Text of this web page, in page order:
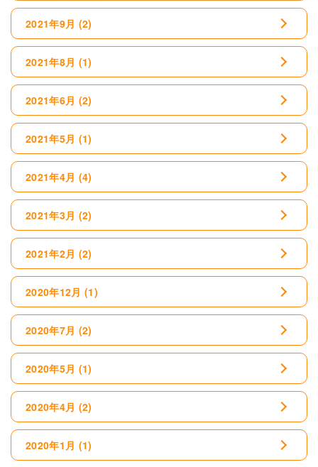
2021年9月 (2)
2021年8月 (1)
2021年6月 (2)
2021年5月 (1)
2021年4月 (4)
2021年3月 (2)
2021年2月 (2)
2020年12月 (1)
2020年7月 (2)
2020年5月 (1)
2020年4月 (2)
2020年1月 (1)